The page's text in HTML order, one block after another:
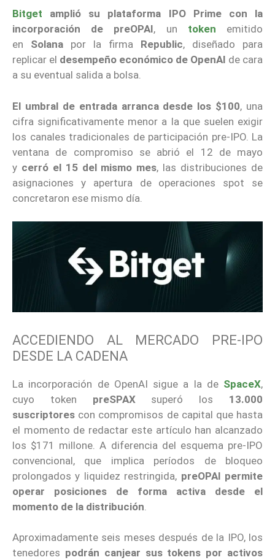
Bitget
amplió su plataforma IPO Prime con la
incorporación de preOPAI, un token
emitido
en Solana por la firma Republic, diseñado para
replicar el desempeño económico de OpenAI de cara
a su eventual salida a bolsa.
El umbral de entrada arranca desde los $100, una
cifra significativamente menor a la que suelen exigir
los canales tradicionales de participación pre-IPO. La
ventana de compromiso se abrió el 12 de mayo
y cerró el 15 del mismo mes, las distribuciones de
asignaciones y apertura de operaciones spot se
concretaron ese mismo día.
ACCEDIENDO AL MERCADO PRE-IPO
DESDE LA CADENA
La incorporación de OpenAI sigue a la de SpaceX,
cuyo token preSPAX superó los 13.000
suscriptores con compromisos de capital que hasta
el momento de redactar este artículo han alcanzado
los $171 millone. A diferencia del esquema pre-IPO
convencional, que implica períodos de bloqueo
prolongados y liquidez restringida, preOPAI permite
operar posiciones de forma activa desde el
momento de la distribución
Aproximadamente seis meses después de la IPO, los
tenedores podrán canjear sus tokens por activos